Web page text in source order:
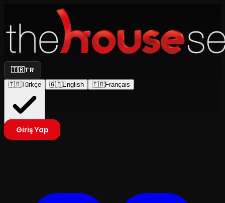
🇹🇷TR
🇹🇷Türkçe 🇬🇧English 🇫🇷Français
Giriş Yap